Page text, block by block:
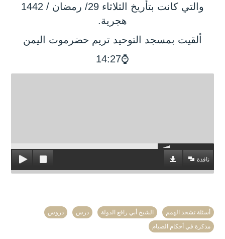
والتي كانت بتأريخ الثلاثاء 29/ رمضان / 1442
هجرية.
ألقيت بمسجد التوحيد تريم حضرموت اليمن
⌚14:27
نافذة
أسئلة تشحذ الهمم الشيخ أبي رافع الدولة درس
دروس
مذكرة في أحكام الصيام